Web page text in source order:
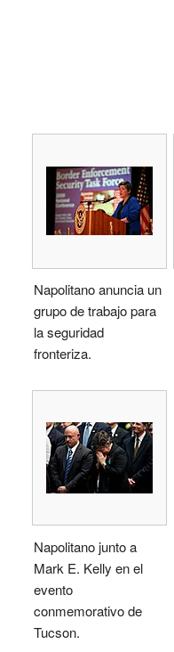
Napolitano anuncia un
grupo de trabajo para
la seguridad
fronteriza.
Napolitano junto a
Mark E. Kelly en el
evento
conmemorativo de
Tucson.